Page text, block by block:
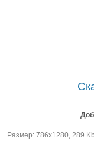
Размер: 786х1280, 289 Kb